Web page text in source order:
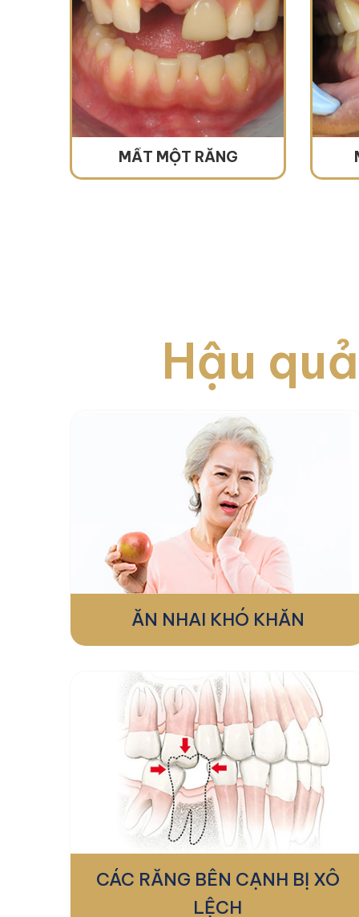
MẤT MỘT RĂNG
Hậu
ĂN NHAI KHÓ KHĂN
CÁC RĂNG BÊN CẠNH BỊ XÔ
LỆCH